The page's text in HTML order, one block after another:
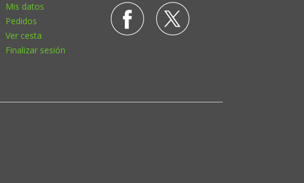
Mis datos
Pedidos
Ver cesta
Finalizar sesión